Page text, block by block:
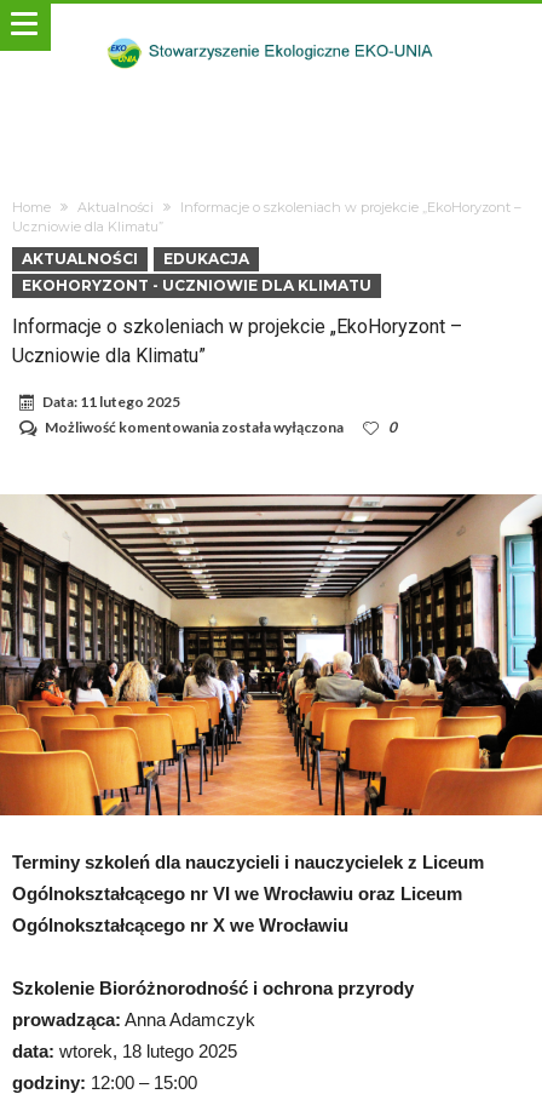
Home Aktualności
Informacje o szkoleniach w projekcie „EkoHoryzont –
Uczniowie dla Klimatu”
AKTUALNOŚCI
EDUKACJA
EKOHORYZONT - UCZNIOWIE DLA KLIMATU
Informacje o szkoleniach w projekcie „EkoHoryzont –
Uczniowie dla Klimatu”
Data: 11 lutego 2025
Możliwość komentowania Informacje
projekcie
„EkoHoryzont
–
Uczniowie
dla
Klimatu”
została wyłączona 0
Terminy szkoleń dla nauczycieli i nauczycielek z Liceum
Ogólnokształcącego nr VI we Wrocławiu oraz Liceum
Ogólnokształcącego nr X we Wrocławiu
Szkolenie Bioróżnorodność i ochrona przyrody
prowadząca: Anna Adamczyk
data: wtorek, 18 lutego 2025
godziny: 12:00 – 15:00